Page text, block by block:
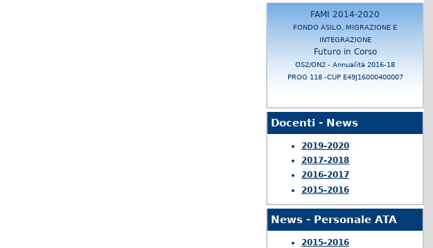
FAMI 2014-2020
FONDO ASILO, MIGRAZIONE E
INTEGRAZIONE
Futuro in Corso
OS2/ON2 - Annualità 2016-18
PROG 118 -CUP E49J16000400007
Docenti - News
2019-2020
2017-2018
2016-2017
2015-2016
News - Personale ATA
2015-2016